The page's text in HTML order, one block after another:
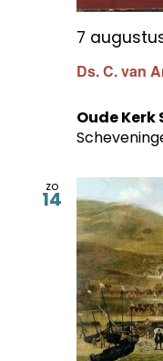
Ds. C. van
7
Oude Kerk
zo
14